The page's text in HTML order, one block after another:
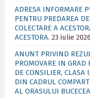
ADRESA INFORMARE
PENTRU PREDAREA
COLECTARE A
ACESTORA. 23 iulie 2026
ANUNT PRIVIND
PROMOVARE IN
DE CONSILIER, CLASA
DIN CADRUL
AL ORASULUI